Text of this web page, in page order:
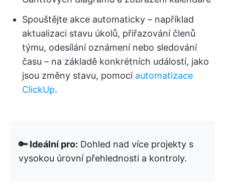
Spouštějte akce automaticky – například
aktualizaci stavu úkolů, přiřazování členů
týmu, odesílání oznámení nebo sledování
času – na základě konkrétních událostí, jako
jsou změny stavu, pomocí automatizace
ClickUp.
🔑 Ideální pro: Dohled nad více projekty s
vysokou úrovní přehlednosti a kontroly.